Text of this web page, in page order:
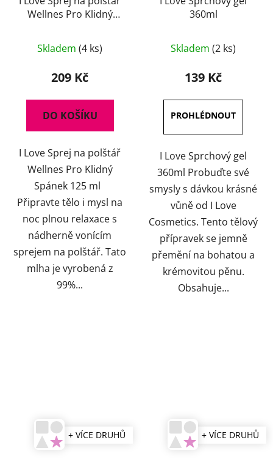
Wellnes Pro Klidný
Skladem (4 ks)
209 Kč
DO KOŠÍKU
I Love Sprej na polštář
Wellnes Pro Klidný
Spánek 125 ml
Připravte tělo i mysl na
noc plnou relaxace s
nádherně vonícím
sprejem na polštář. Tato
mlha je vyrobená z
99%...
360ml
hodnocení
produktu
3,7
z
5
hvězdiček.
Skladem (2 ks)
139 Kč
I Love Sprchový gel
360ml Probuďte své
smysly s dávkou krásné
vůně od I Love
Cosmetics. Tento tělový
přípravek se jemně
přemění na bohatou a
krémovitou pěnu.
Obsahuje...
+ VÍCE DRUHŮ + VÍCE DRUHŮ